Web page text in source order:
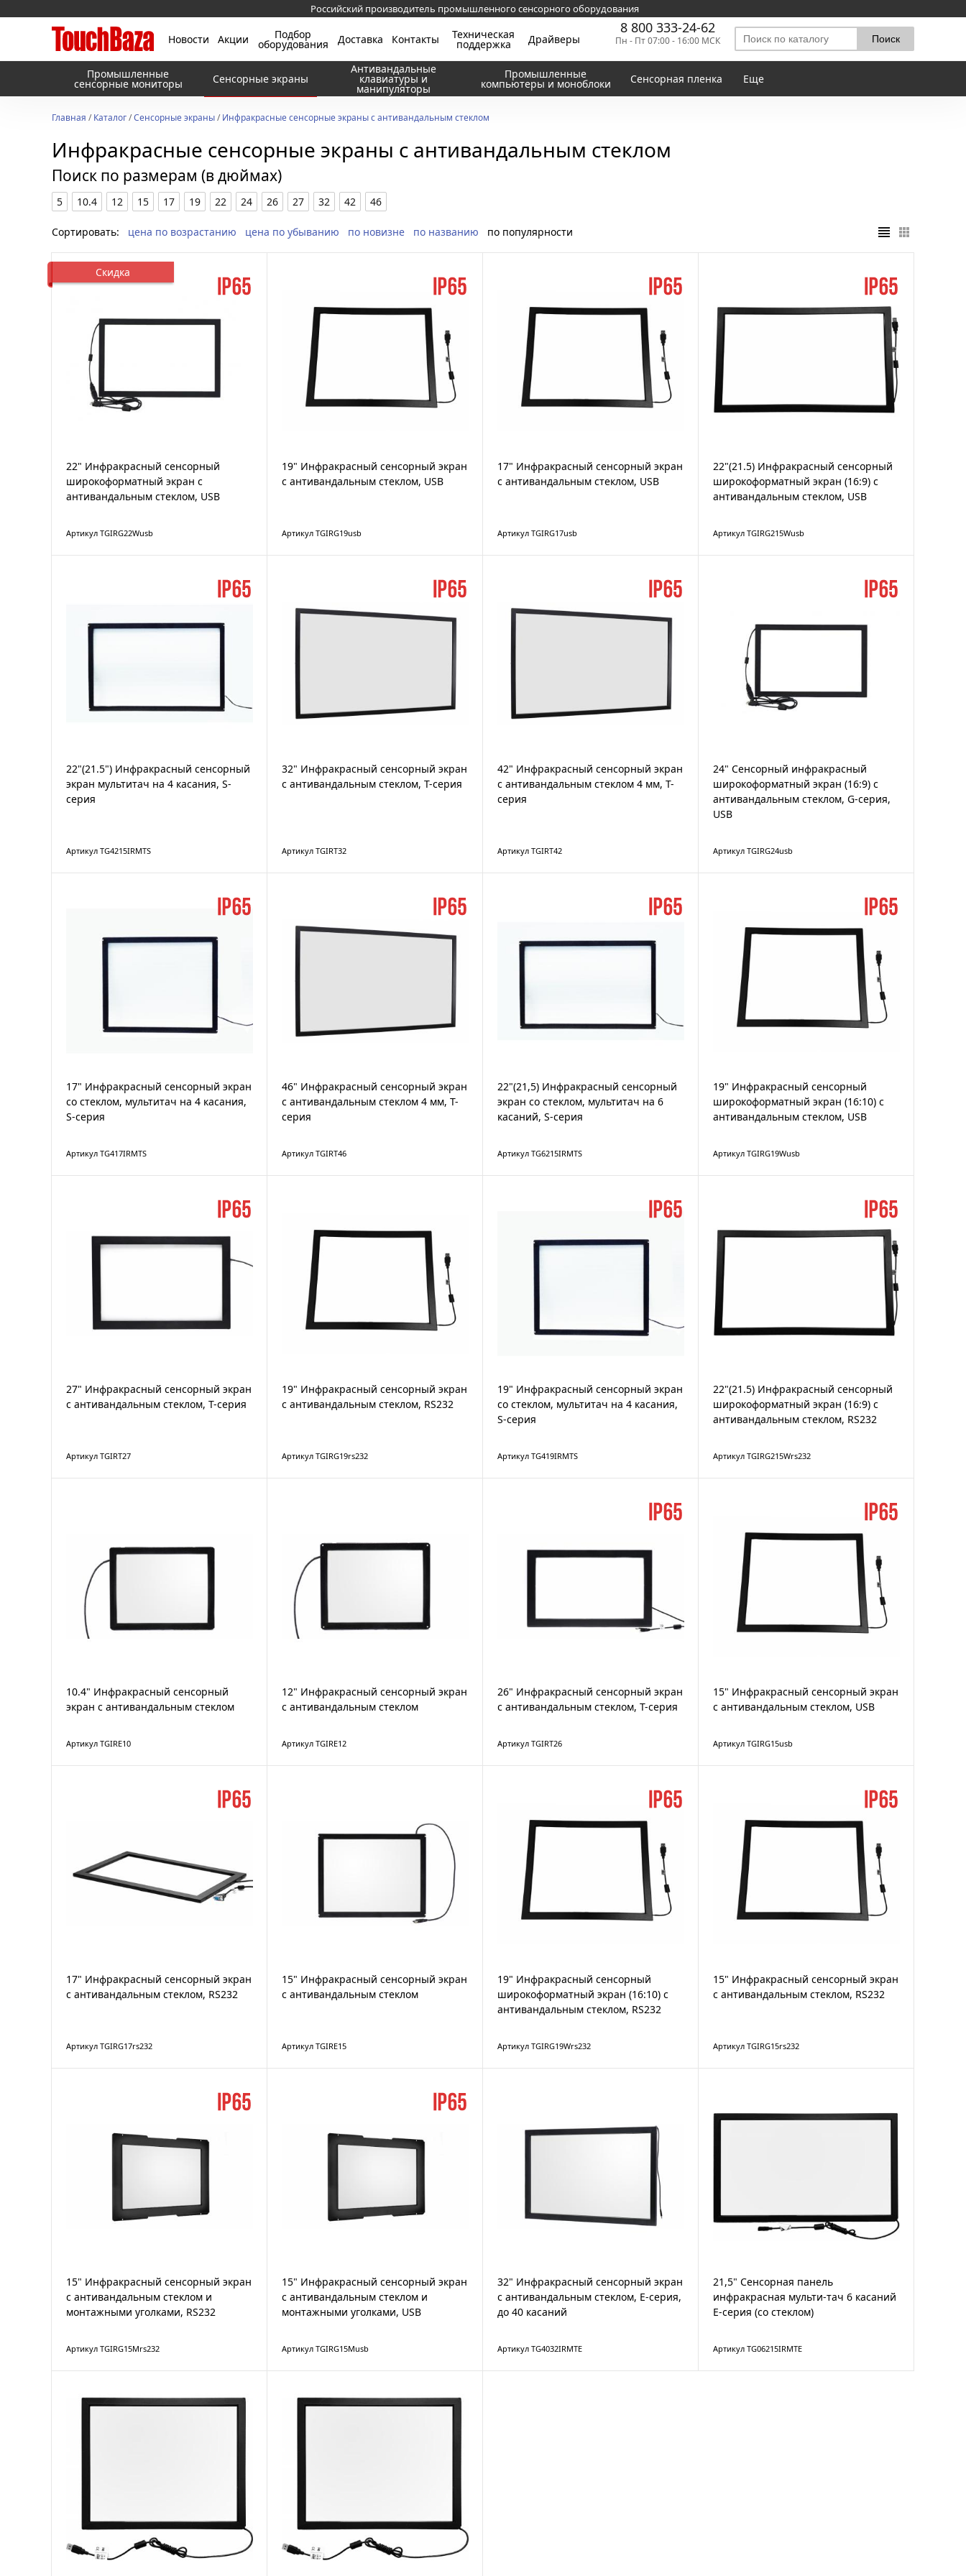
Российский производитель промышленного сенсорного оборудования
Новости Акции Подбор
оборудования Доставка Контакты Техническая
поддержка Драйверы
8 800 333-24-62
Пн - Пт 07:00 - 16:00 МСК
Промышленные
сенсорные мониторы Сенсорные экраны
Антивандальные
клавиатуры и
манипуляторы
Промышленные
компьютеры и моноблоки Сенсорная пленка Еще
Главная /Каталог/Сенсорные экраны/Инфракрасные сенсорные экраны с антивандальным стеклом
Инфракрасные сенсорные экраны с антивандальным стеклом
Поиск по размерам (в дюймах)
5 10.4 12 15 17 19 22 24 26 27 32 42 46
Сортировать: цена по возрастанию цена по убыванию по новизне по названию по популярности
Скидка
22" Инфракрасный сенсорный
широкоформатный экран с
антивандальным стеклом, USB
Артикул TGIRG22Wusb
19" Инфракрасный сенсорный экран
с антивандальным стеклом, USB
Артикул TGIRG19usb
17" Инфракрасный сенсорный экран
с антивандальным стеклом, USB
Артикул TGIRG17usb
22"(21.5) Инфракрасный сенсорный
широкоформатный экран (16:9) с
антивандальным стеклом, USB
Артикул TGIRG215Wusb
22"(21.5") Инфракрасный сенсорный
экран мультитач на 4 касания, S-
серия
Артикул TG4215IRMTS
32" Инфракрасный сенсорный экран
с антивандальным стеклом, T-серия
Артикул TGIRT32
42" Инфракрасный сенсорный экран
с антивандальным стеклом 4 мм, T-
серия
Артикул TGIRT42
24" Сенсорный инфракрасный
широкоформатный экран (16:9) с
антивандальным стеклом, G-серия,
USB
Артикул TGIRG24usb
17" Инфракрасный сенсорный экран
со стеклом, мультитач на 4 касания,
S-серия
Артикул TG417IRMTS
46" Инфракрасный сенсорный экран
с антивандальным стеклом 4 мм, T-
серия
Артикул TGIRT46
22"(21,5) Инфракрасный сенсорный
экран со стеклом, мультитач на 6
касаний, S-серия
Артикул TG6215IRMTS
19" Инфракрасный сенсорный
широкоформатный экран (16:10) с
антивандальным стеклом, USB
Артикул TGIRG19Wusb
27" Инфракрасный сенсорный экран
с антивандальным стеклом, T-серия
Артикул TGIRT27
19" Инфракрасный сенсорный экран
с антивандальным стеклом, RS232
Артикул TGIRG19rs232
19" Инфракрасный сенсорный экран
со стеклом, мультитач на 4 касания,
S-серия
Артикул TG419IRMTS
22"(21.5) Инфракрасный сенсорный
широкоформатный экран (16:9) с
антивандальным стеклом, RS232
Артикул TGIRG215Wrs232
10.4" Инфракрасный сенсорный
экран с антивандальным стеклом
Артикул TGIRE10
12" Инфракрасный сенсорный экран
с антивандальным стеклом
Артикул TGIRE12
26" Инфракрасный сенсорный экран
с антивандальным стеклом, T-серия
Артикул TGIRT26
15" Инфракрасный сенсорный экран
с антивандальным стеклом, USB
Артикул TGIRG15usb
17" Инфракрасный сенсорный экран
с антивандальным стеклом, RS232
Артикул TGIRG17rs232
15" Инфракрасный сенсорный экран
с антивандальным стеклом
Артикул TGIRE15
19" Инфракрасный сенсорный
широкоформатный экран (16:10) с
антивандальным стеклом, RS232
Артикул TGIRG19Wrs232
15" Инфракрасный сенсорный экран
с антивандальным стеклом, RS232
Артикул TGIRG15rs232
15" Инфракрасный сенсорный экран
с антивандальным стеклом и
монтажными уголками, RS232
Артикул TGIRG15Mrs232
15" Инфракрасный сенсорный экран
с антивандальным стеклом и
монтажными уголками, USB
Артикул TGIRG15Musb
32" Инфракрасный сенсорный экран
с антивандальным стеклом, Е-серия,
до 40 касаний
Артикул TG4032IRMTE
21,5" Сенсорная панель
инфракрасная мульти-тач 6 касаний
E-серия (со стеклом)
Артикул TG06215IRMTE